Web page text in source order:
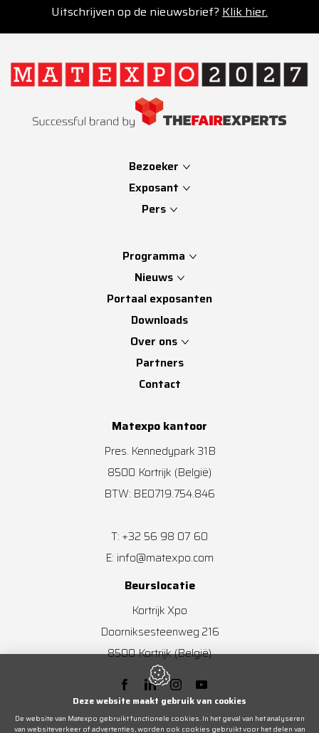
Uitschrijven op de nieuwsbrief? Klik hier.
Bezoeker
Exposant
Pers
Programma
Nieuws
Portaal exposanten
Downloads
Over ons
Partners
Contact
Matexpo kantoor
Pres. Kennedypark 31B
8500 Kortrijk (België)
BTW: BE0719.754.846
T: +32 56 98 07 60
E: info@matexpo.com
Beurslocatie
Kortrijk Xpo
Doorniksesteenweg 216
8500Kortrijk(België)
Deze website maakt gebruik van cookies
De website van Matexpo gebruikt functionele cookies. In het geval van het analyseren
van websiteverkeer of advertenties, worden ook cookies gebruikt voor het delen van